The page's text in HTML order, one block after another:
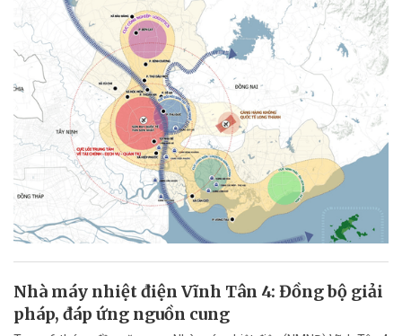
Nhà máy nhiệt điện Vĩnh Tân 4: Đồng bộ giải
pháp, đáp ứng nguồn cung